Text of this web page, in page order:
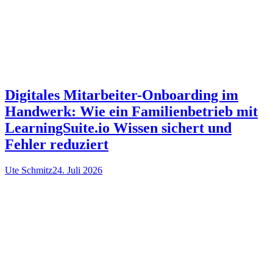
Digitales Mitarbeiter-Onboarding im
Handwerk: Wie ein Familienbetrieb mit
LearningSuite.io Wissen sichert und
Fehler reduziert
Ute Schmitz24. Juli 2026